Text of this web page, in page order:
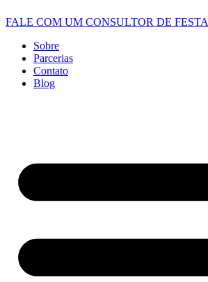
FALE COM UM CONSULTOR DE FESTA
Sobre
Parcerias
Contato
Blog